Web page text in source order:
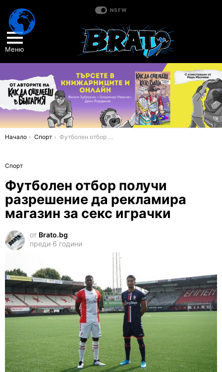
NSFW
Меню
You are here:
Начало Спорт Футболен отбор получи разрешение да рекламира магазин за секс играчки
Спорт
Футболен отбор получи
разрешение да рекламира
магазин за секс играчки
от Brato.bg
преди 6 години